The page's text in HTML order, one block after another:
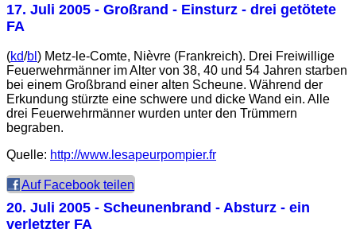
17. Juli 2005 - Großrand - Einsturz - drei getötete
FA
(kd/bl ) Metz-le-Comte, Nièvre (Frankreich). Drei Freiwillige
Feuerwehrmänner im Alter von 38, 40 und 54 Jahren starben
bei einem Großbrand einer alten Scheune. Während der
Erkundung stürzte eine schwere und dicke Wand ein. Alle
drei Feuerwehrmänner wurden unter den Trümmern
begraben.
Quelle: http://www.lesapeurpompier.fr
Auf Facebook teilen
20. Juli 2005 - Scheunenbrand - Absturz - ein
verletzter FA